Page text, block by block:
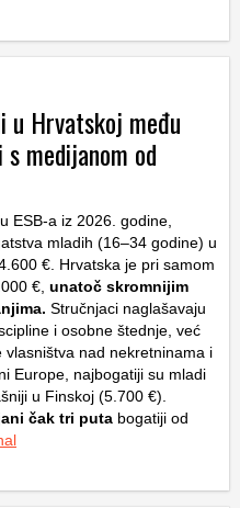
u Hrvatskoj među
medijanom od
ESB-a iz 2026. godine,
mladih (16–34 godine) u
€. Hrvatska je pri samom
€, unatoč skromnijim
Stručnjaci naglašavaju
i osobne štednje, već
nad nekretninama i
Europe, najbogatiji su mladi
u Finskoj (5.700 €).
čak tri puta bogatiji od